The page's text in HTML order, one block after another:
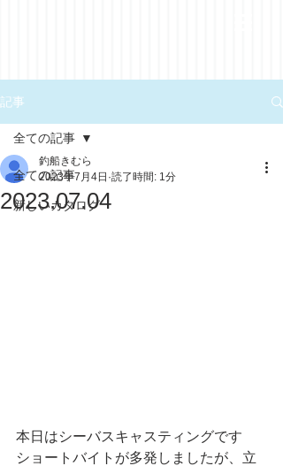
記事
全ての記事
新しいカタログ
全ての記事
2023.07.04
釣船きむら
2023年7月4日 読了時間: 1分
本日はシーバスキャスティングです
ショートバイトが多発しましたが、立